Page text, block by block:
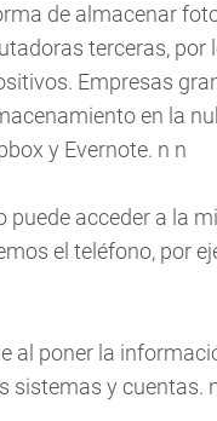
de almacenar
terceras, por
Empresas
en la
y Evernote. n n
puede acceder a la
el teléfono, por
al poner la
sistemas y cuentas.